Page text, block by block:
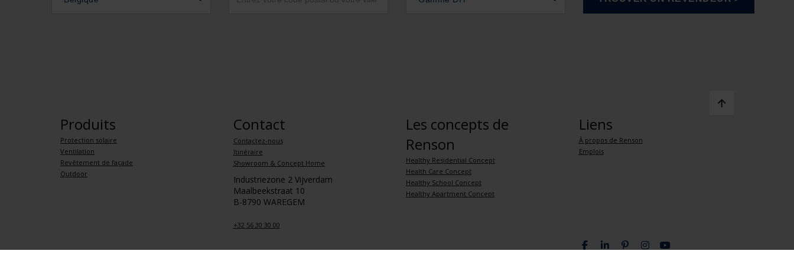
Produits
Protection solaire
Ventilation
Revêtement de façade
Outdoor
Contact
Contactez-nous
Itinéraire
Showroom & Concept Home
Industriezone 2 Vijverdam
Maalbeekstraat 10
B-8790 WAREGEM
+32 56 30 30 00
Les concepts de
Renson
Healthy Residential Concept
Health Care Concept
Healthy School Concept
Healthy Apartment Concept
Liens
À propos de Renson
Emplois